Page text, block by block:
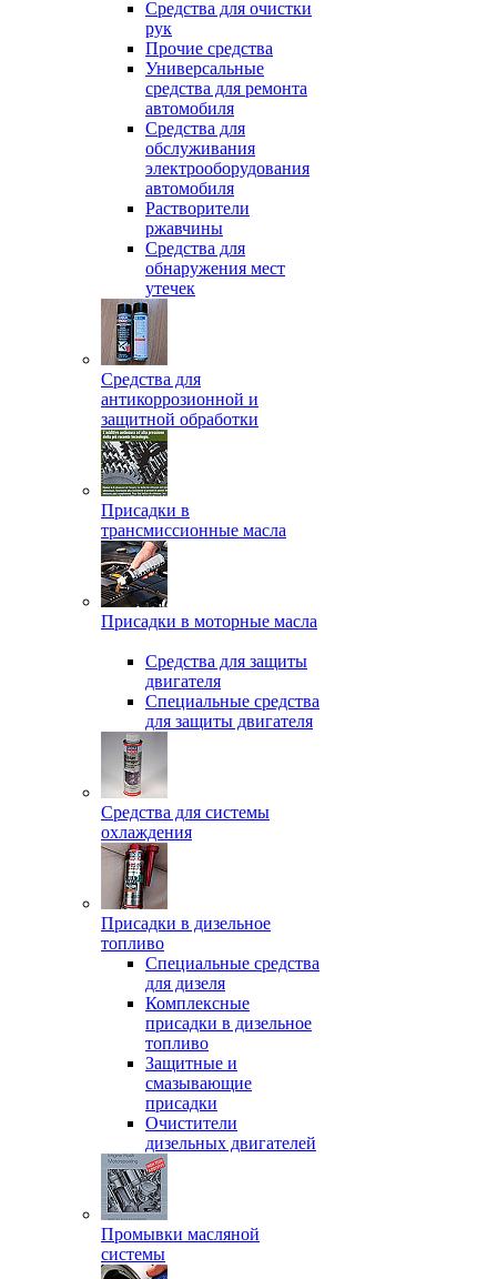
Средства для очистки
рук
Прочие средства
Универсальные
средства для ремонта
автомобиля
Средства для
обслуживания
электрооборудования
автомобиля
Растворители
ржавчины
Средства для
обнаружения мест
утечек
Средства для
антикоррозионной и
защитной обработки
Присадки в
трансмиссионные масла
Присадки в моторные масла
Средства для защиты
двигателя
Специальныe средства
для защиты двигателя
Средства для системы
охлаждения
Присадки в дизельное
топливо
Спeциальные средства
для дизеля
Комплексные
присадки в дизельное
топливо
Защитные и
смазывающие
присадки
Очистители
дизельных двигателей
Промывки масляной
системы